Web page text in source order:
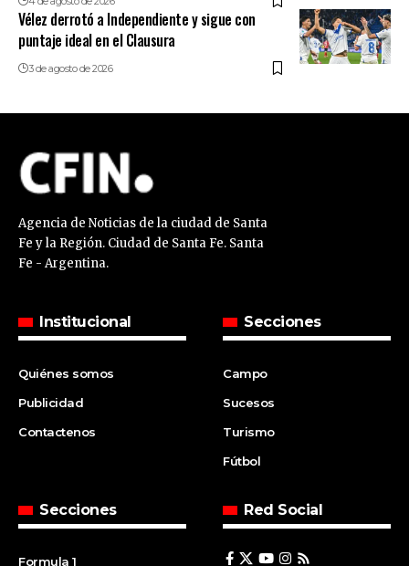
Vélez derrotó a Independiente y sigue con
puntaje ideal en el Clausura
3 de agosto de 2026
Agencia de Noticias de la ciudad de Santa
Fe y la Región. Ciudad de Santa Fe. Santa
Fe - Argentina.
Institucional
Quiénes somos
Publicidad
Contactenos
Secciones
Campo
Sucesos
Turismo
Fútbol
Secciones
Formula 1
Red Social